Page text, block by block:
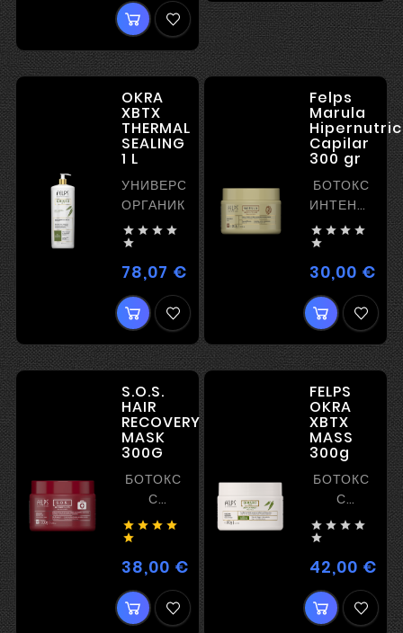
OKRA
XBTX
THERMAL
SEALING
1 L
УНИВЕРСАЛЬНАЯ
ОРГАНИКА
   

78,07 €Цена
Felps
Marula
Capilar
300 gr
БОТОКС
ПИТАНИЕ
   

30,00 €
S.O.S.
HAIR
RECOVERY
MASK
300G
БОТОКС
С
РЕКОНСТРУКЦИЕЙ
ВЫПРЯМЛЕНИЯ
И
ЭФФЕКТОМ
ПЛЕНКООБРАЗОВАНИЯ
   

38,00 €Цена
FELPS
OKRA
XBTX
MASS
300g
БОТОКС
С
   

42,00 €